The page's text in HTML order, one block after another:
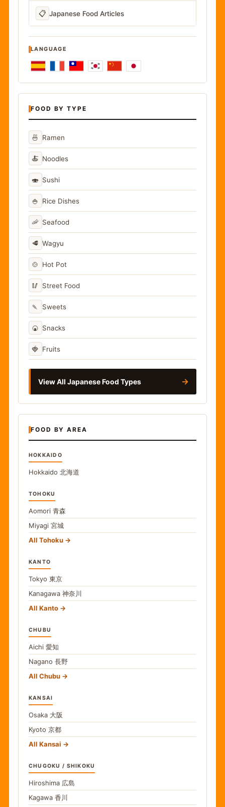
📋 Japanese Food Articles
LANGUAGE
FOOD BY TYPE
🍜 Ramen
🍝 Noodles
🍣 Sushi
🍚 Rice Dishes
🦐 Seafood
🥩 Wagyu
🍲 Hot Pot
🥢 Street Food
🍡 Sweets
🍘 Snacks
🍓 Fruits
View All Japanese Food Types →
FOOD BY AREA
HOKKAIDO
Hokkaido 北海道
TOHOKU
Aomori 青森
Miyagi 宮城
All Tohoku
KANTO
Tokyo 東京
Kanagawa 神奈川
All Kanto
CHUBU
Aichi 愛知
Nagano 長野
All Chubu
KANSAI
Osaka 大阪
Kyoto 京都
All Kansai
CHUGOKU / SHIKOKU
Hiroshima 広島
Kagawa 香川